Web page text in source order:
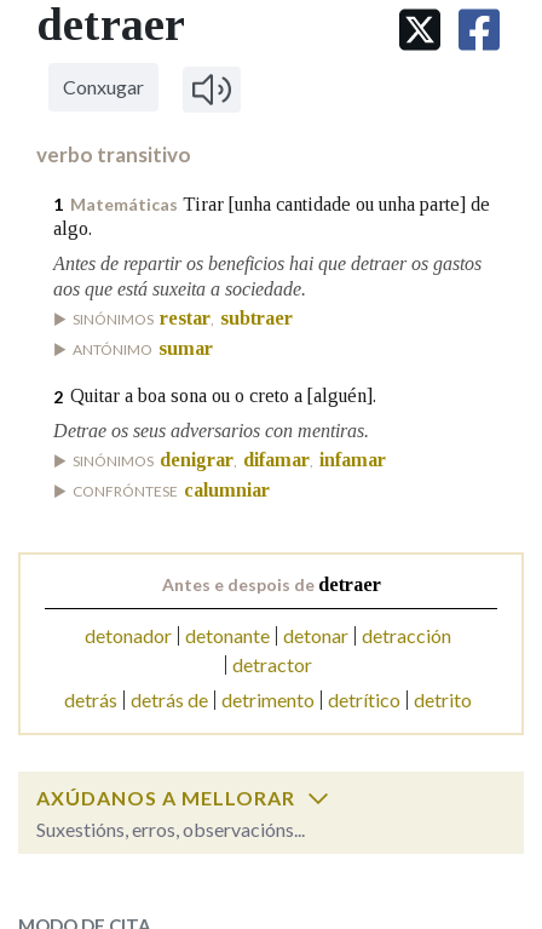
IDENTIDADE CORPORATIVA
MARCIAL DEL ADALID
FIGURAS HOMENAXEADAS
Facebook
TwitterYoutubeInstagram
Bluesky
BUSCAR NOS LEMAS
Comeza por
Contén
Nas definicións
Na fraseoloxía
Marcas gramaticais
detraer
Conxugar
verbo transitivo
1 Matemáticas Tirar [unha cantidade ou unha parte] de
algo.
Antes de repartir os beneficios hai que detraer os gastos
aos que está suxeita a sociedade.
SINÓNIMOS restar subtraer
ANTÓNIMO sumar
2 Quitar a boa sona ou o creto a [alguén].
Detrae os seus adversarios con mentiras.
SINÓNIMOS denigrar difamar infamar
CONFRÓNTESE calumniar
Antes e despois de detraer
detonador detonante detonar detracción
detractor
detrás
detrás de detrimento detrítico detrito
AXÚDANOS A MELLORAR
Suxestións, erros, observacións...